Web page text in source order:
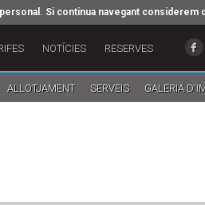
Si continua navegant considerem
ALLOTJAMENT SERVEIS GALERIA
NOTÍCIES RESERVES